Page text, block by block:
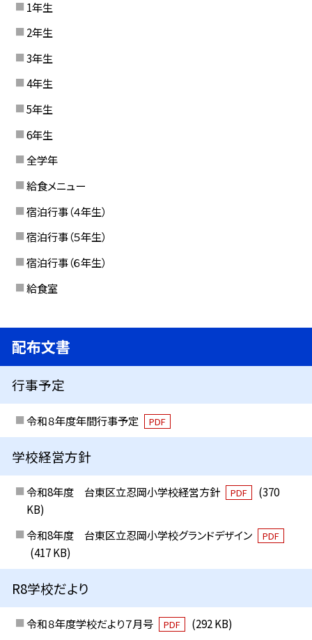
1年生
2年生
3年生
4年生
5年生
6年生
全学年
給食メニュー
宿泊行事（４年生）
宿泊行事（５年生）
宿泊行事（６年生）
給食室
配布文書
行事予定
令和８年度年間行事予定 PDF
学校経営方針
令和8年度 台東区立忍岡小学校経営方針 PDF
(370
KB)
令和8年度 台東区立忍岡小学校グランドデザイン
PDF
(417 KB)
R8学校だより
令和８年度学校だより７月号 PDF
(292 KB)